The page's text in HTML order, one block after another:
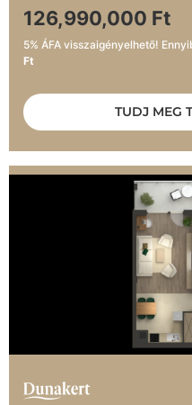
126,990,000 Ft
5% ÁFA visszaigényelhető!
Ft
TUDJ MEG